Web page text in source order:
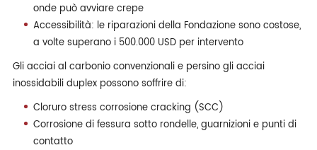
onde può avviare crepe
Accessibilità: le riparazioni della Fondazione sono costose,
a volte superano i 500.000 USD per intervento
Gli acciai al carbonio convenzionali e persino gli acciai
inossidabili duplex possono soffrire di:
Cloruro stress corrosione cracking (SCC)
Corrosione di fessura sotto rondelle, guarnizioni e punti di
contatto